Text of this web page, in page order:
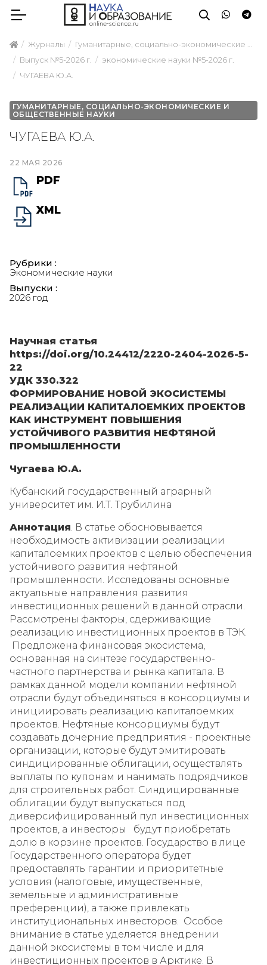
Журналы
Гуманитарные, социально-экономические и общественные науки
Выпуск №5-2026 г.
экономические науки №5-2026 г.
ЧУГАЕВА Ю.А.
ГУМАНИТАРНЫЕ, СОЦИАЛЬНО-ЭКОНОМИЧЕСКИЕ И
ОБЩЕСТВЕННЫЕ НАУКИ
ЧУГАЕВА Ю.А.
22 МАЯ 2026
PDF
XML
Рубрики :
Экономические науки
Выпуски :
2026 год
Научная статья
https://doi.org/10.24412/2220-2404-2026-5-
22
УДК 330.322
ФОРМИРОВАНИЕ НОВОЙ ЭКОСИСТЕМЫ
РЕАЛИЗАЦИИ КАПИТАЛОЕМКИХ ПРОЕКТОВ
КАК ИНСТРУМЕНТ ПОВЫШЕНИЯ
УСТОЙЧИВОГО РАЗВИТИЯ НЕФТЯНОЙ
ПРОМЫШЛЕННОСТИ
Чугаева Ю.А.
Кубанский государственный аграрный
университет им. И.Т. Трубилина
Аннотация. В статье обосновывается
необходимость активизации реализации
капиталоемких проектов с целью обеспечения
устойчивого развития нефтяной
промышленности. Исследованы основные
актуальные направления развития
инвестиционных решений в данной отрасли.
Рассмотрены факторы, сдерживающие
реализацию инвестиционных проектов в ТЭК.
Предложена финансовая экосистема,
основанная на синтезе государственно-
частного партнерства и рынка капитала. В
рамках данной модели компании нефтяной
отрасли будут объединяться в консорциумы и
инициировать реализацию капиталоемких
проектов. Нефтяные консорциумы будут
создавать дочерние предприятия - проектные
организации, которые будут эмитировать
синдицированные облигации, осуществлять
выплаты по купонам и нанимать подрядчиков
для строительных работ. Синдицированные
облигации будут выпускаться под
диверсифицированный пул инвестиционных
проектов, а инвесторы будут приобретать
долю в корзине проектов. Государство в лице
Государственного оператора будет
предоставлять гарантии и приоритетные
условия (налоговые, имущественные,
земельные и административные
преференции), а также привлекать
институциональных инвесторов. Особое
внимание в статье уделяется внедрении
данной экосистемы в том числе и для
инвестиционных проектов в Арктике. В